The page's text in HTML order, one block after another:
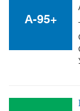
А-95+